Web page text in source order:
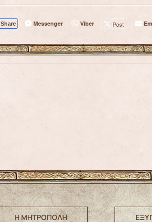
Share Messenger Viber Post
Η ΜΗΤΡΟΠΟΛΗ